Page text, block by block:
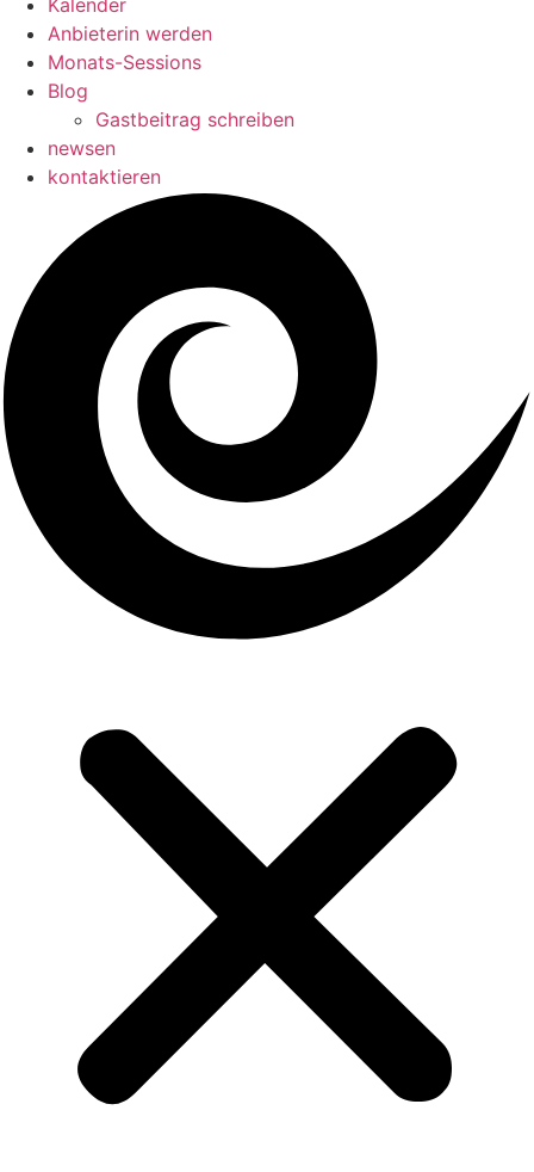
Kalender
Anbieterin werden
Monats-Sessions
Blog
Gastbeitrag schreiben
newsen
kontaktieren